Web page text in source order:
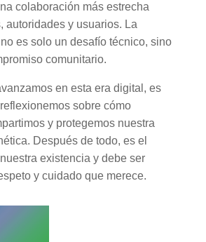
colaboración más estrecha
autoridades y usuarios. La
es solo un desafío técnico, sino
comunitario.
en esta era digital, es
sobre cómo
y protegemos nuestra
Después de todo, es el
existencia y debe ser
y cuidado que merece.